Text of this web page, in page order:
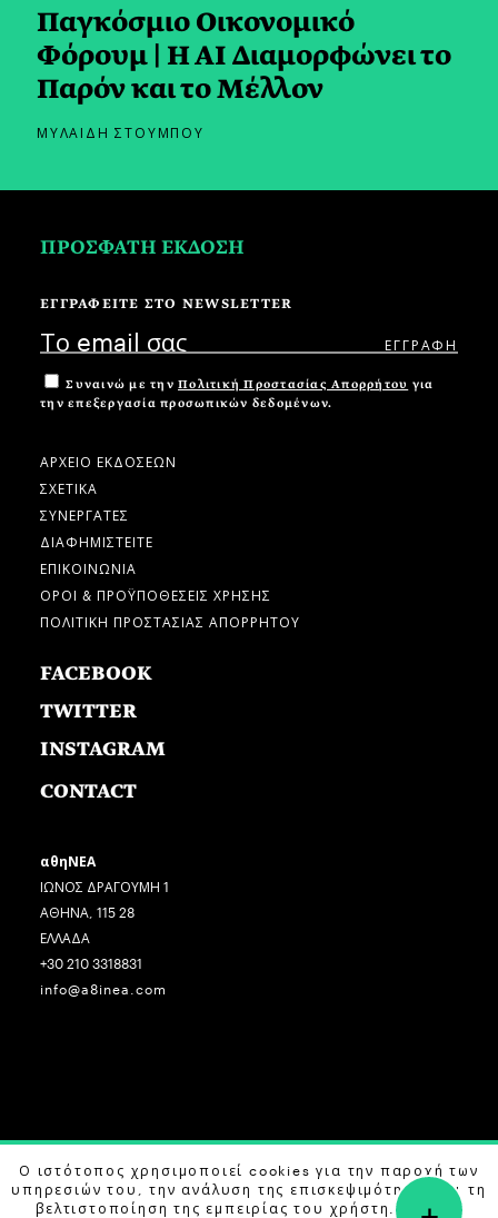
Παγκόσμιο Οικονομικό
Φόρουμ | H AI Διαμορφώνει το
Παρόν και το Μέλλον
ΜΥΛΑΙΔΗ ΣΤΟΥΜΠΟΥ
ΠΡΟΣΦΑΤΗ ΕΚΔΟΣΗ
ΕΓΓΡΑΦΕΙΤΕ ΣΤΟ NEWSLETTER
Συναινώ με την Πολιτική Προστασίας Απορρήτου για
την επεξεργασία προσωπικών δεδομένων.
ΑΡΧΕΙΟ ΕΚΔΟΣΕΩΝ
ΣΧΕΤΙΚΑ
ΣΥΝΕΡΓΑΤΕΣ
ΔΙΑΦΗΜΙΣΤΕΙΤΕ
ΕΠΙΚΟΙΝΩΝΙΑ
ΟΡΟΙ & ΠΡΟΫΠΟΘΕΣΕΙΣ ΧΡΗΣΗΣ
ΠΟΛΙΤΙΚΗ ΠΡΟΣΤΑΣΙΑΣ ΑΠΟΡΡΗΤΟΥ
FACEBOOK
TWITTER
INSTAGRAM
CONTACT
αθηΝΕΑ
ΙΩΝΟΣ ΔΡΑΓΟΥΜΗ 1
ΑΘΗΝΑ, 115 28
ΕΛΛΑΔΑ
+30 210 3318831
info@a8inea.com
COPYRIGHT © 2026 αθηΝΕΑ, ALL RIGHTS RESERVED.
DESIGN BY G DESIGN STUDIO. DEVELOPED BYB LABS
Ο ιστότοπος χρησιμοποιεί cookies για την παροχή των
υπηρεσιών του, την ανάλυση της επισκεψιμότητας και τη
βελτιστοποίηση της εμπειρίας του χρήστη. Μάθετε